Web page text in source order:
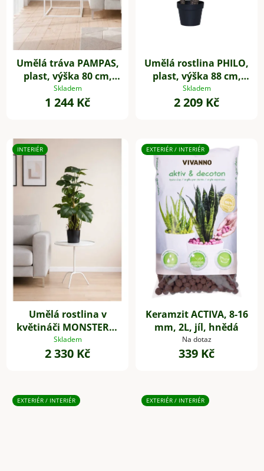
Umělá tráva PAMPAS,
plast, výška 80 cm,
zelená
Skladem
1 244 Kč
Umělá rostlina PHILO,
plast, výška 88 cm,
zelená
Skladem
2 209 Kč
INTERIÉR
Umělá rostlina v
květináči MONSTERA,
plast, výška 85 cm,
zelená
Skladem
2 330 Kč
EXTERIÉR / INTERIÉR
Keramzit ACTIVA, 8-16
mm, 2L, jíl, hnědá
Na dotaz
339 Kč
EXTERIÉR / INTERIÉR EXTERIÉR / INTERIÉR